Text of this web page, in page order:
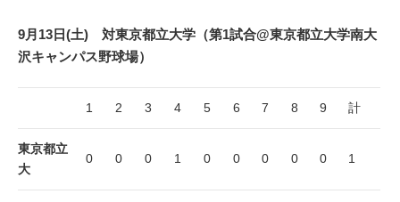
9月13日(土) 対東京都立大学（第1試合@東京都立大学南大
沢キャンパス野球場）
1 2 3 4 5 6 7 8 9 計
東京都立
大
0 0 0 1 0 0 0 0 0 1